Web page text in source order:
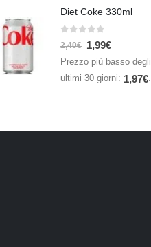
Diet Coke 330ml
2,40€ 1,99€
Prezzo più basso degli
ultimi 30 giorni: 1,97€